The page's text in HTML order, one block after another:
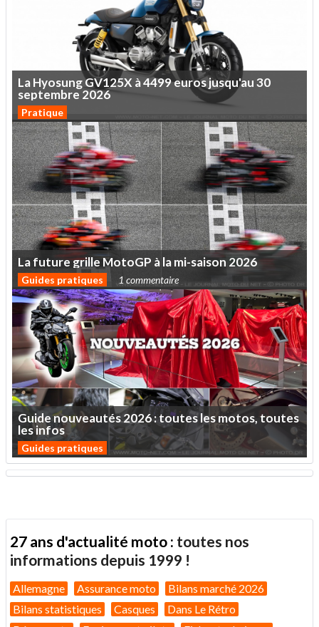
LaHyosungGV125X à4499eurosjusqu'au30
septembre2026
Pratique
Lafuturegrille MotoGP àlami-saison 2026
Guides pratiques 1 commentaire
Guidenouveautés2026:touteslesmotos,toutes
lesinfos
Guides pratiques
27 ans d'actualité moto : toutes nos
informations depuis 1999 !
Allemagne Assurance moto
Bilans marché 2026
Bilans statistiques
Casques
Dans Le Rétro